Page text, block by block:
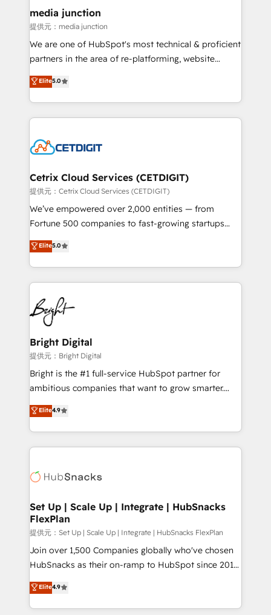
Mexico, USA, and Portugal—we've executed over a
hundred successful operations. Our approach,
rooted in RevOps principles, integrates analysis,
training, planning, and qualification. Leveraging
inbound marketing tactics, we focus on
understanding, nurturing, and converting leads.
competitive market.
media junction
提供元：media junction
We are one of HubSpot's most technical & proficient
partners in the area of re-platforming, website
design & development. We specialize in multi-hub
implementations for mid-market & enterprise
companies. We are woman-owned, powered by
coffee, and we ❤️ dogs. We produce award-winning
Impact Award 🏆2022 Technical Expertise Impact
Award 🏆2020 Elite Solutions Partner 🏆2019
Integrations HubSpot Impact Award 🏆2019
Marketing Enablement HubSpot Impact Award 🏆
2018 Website Design HubSpot Impact Award 🏆2017
Growth-Driven Design Agency of the Year 🏆2016
Sales Enablement HubSpot Impact Award 🏆2015
HubSpot COS Performance Award 🏆2014 HubSpot
COS Design Award 🏆2013 HubSpot Marketplace
Partner 📆Founded in 1997
Elite5.0
Cetrix Cloud Services (CETDIGIT)
提供元：Cetrix Cloud Services (CETDIGIT)
We’ve empowered over 2,000 entities — from
Fortune 500 companies to fast-growing startups
and nonprofits — to streamline operations, scale
revenue, and unlock the full potential of HubSpot.
With deep technical and industry expertise, we fuse
automation, integration, and AI innovation to deliver
lasting impact. We specialize in: • Turnkey and end-
to-end HubSpot implementations • Onboarding for
Sales, Service, Marketing & Content Hubs • AI voice
and chat agents, predictive automation, and smart
workflows • Salesforce + HubSpot integration •
RevOps and AI-driven sales enablement • Website
design and CMS development • ERP integration: SAP,
and CRM migration from any platform •
Client/member portals built on HubSpot • Custom
WooCommerce, BuilderTrend, and more Experience
the difference — reach out to see how AI + HubSpot
Elite5.0
Bright Digital
提供元：Bright Digital
Bright is the #1 full-service HubSpot partner for
ambitious companies that want to grow smarter.
From HubSpot onboarding, to training, from
developing a new website to lead generation and
digital marketing; we do it all (and with great
results)! In short, our services include: - HubSpot
HubSpot development: websites, custom modules,
marketing, advertising, campaigns, content and
design We connect people, data and technology to
improve customer experiences. With our bright
people, exciting ideas and can-do mentality, we
ensure revenue growth on a daily basis. So tell us
team of 100+ experts is ready for you! Driving digital
growth | www.brightdigital.com
Elite4.9
Set Up | Scale Up | Integrate | HubSnacks
FlexPlan
提供元：Set Up | Scale Up | Integrate | HubSnacks FlexPlan
Join over 1,500 Companies globally who've chosen
HubSnacks as their on-ramp to HubSpot since 2014
Simple pay-as-you-go plans that accelerate value...
1️⃣ Set Up | Onboarding New or Check-fixing existing
HubSpot portals 2️⃣ Scale Up | 100% HubSpot Task
Elite4.9